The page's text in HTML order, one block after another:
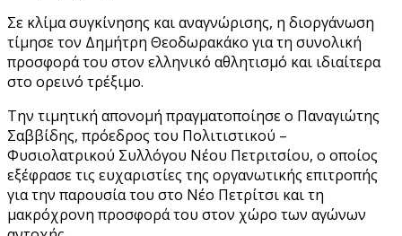
Σε κλίμα συγκίνησης και αναγνώρισης, η διοργάνωση
τίμησε τον Δημήτρη Θεοδωρακάκο για τη συνολική
προσφορά του στον ελληνικό αθλητισμό και ιδιαίτερα
στο ορεινό τρέξιμο.
Την τιμητική απονομή πραγματοποίησε ο Παναγιώτης
Σαββίδης, πρόεδρος του Πολιτιστικού –
Φυσιολατρικού Συλλόγου Νέου Πετριτσίου, ο οποίος
εξέφρασε τις ευχαριστίες της οργανωτικής επιτροπής
για την παρουσία του στο Νέο Πετρίτσι και τη
μακρόχρονη προσφορά του στον χώρο των αγώνων